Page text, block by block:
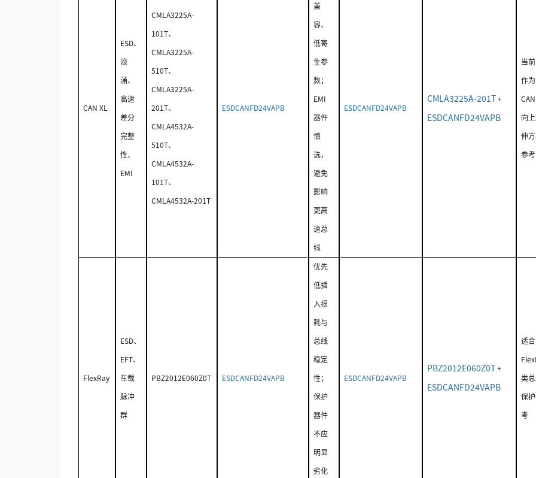
CAN XL
ESD、
浪
涌、
高速
差分
完整
性、
EMI
CMLA3225A-
101T、
CMLA3225A-
510T、
CMLA3225A-
201T、
CMLA4532A-
510T、
CMLA4532A-
101T、
CMLA4532A-201T
ESDCANFD24VAPB
兼
容、
低寄
生参
数；
EMI
器件
慎
选，
避免
影响
更高
速总
线
ESDCANFD24VAPB
CMLA3225A-201T+
ESDCANFD24VAPB
当
作为
向
伸
参考
FlexRay
ESD、
EFT、
车载
脉冲
群
PBZ2012E060Z0T ESDCANFD24VAPB
优先
低插
入损
耗与
总线
稳定
性；
保护
器件
不应
明显
劣化
ESDCANFD24VAPB
PBZ2012E060Z0T+
ESDCANFD24VAPB
适合
类
保
考